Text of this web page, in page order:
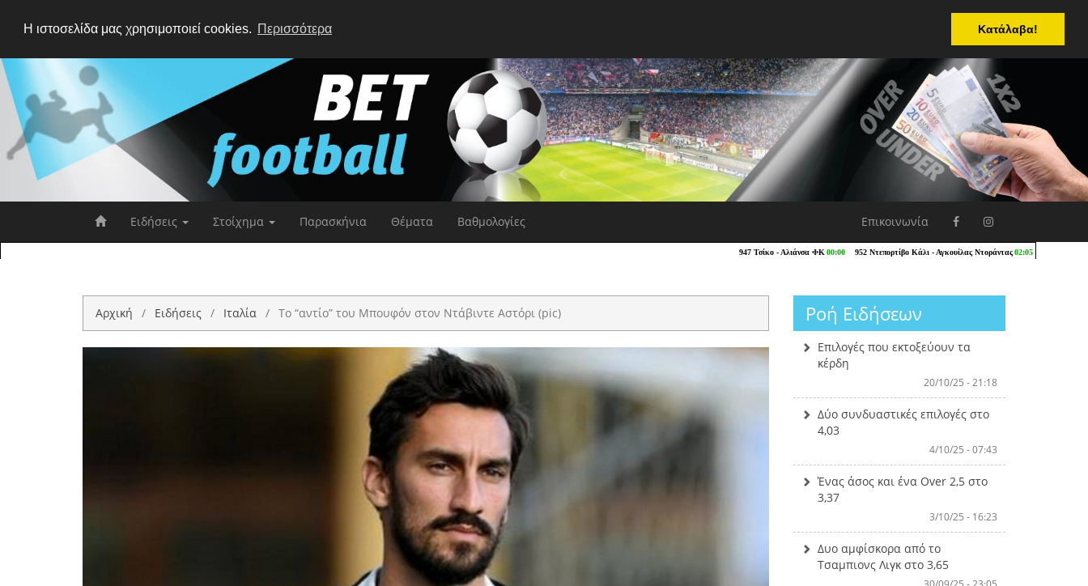
Η ιστοσελίδα μας χρησιμοποιεί cookies. Περισσότερα Κατάλαβα!
Ειδήσεις Στοίχημα Παρασκήνια Θέματα Βαθμολογίες Επικοινωνία
Αρχική Ειδήσεις Ιταλία Το “αντίο” του Μπουφόν στον Ντάβιντε Αστόρι (pic) Ροή Ειδήσεων
Επιλογές που εκτοξεύουν τα
κέρδη
20/10/25 - 21:18
Δύο συνδυαστικές επιλογές στο
4,03
4/10/25 - 07:43
Ένας άσος και ένα Over 2,5 στο
3,37
3/10/25 - 16:23
Δυο αμφίσκορα από το
Τσαμπιονς Λιγκ στο 3,65